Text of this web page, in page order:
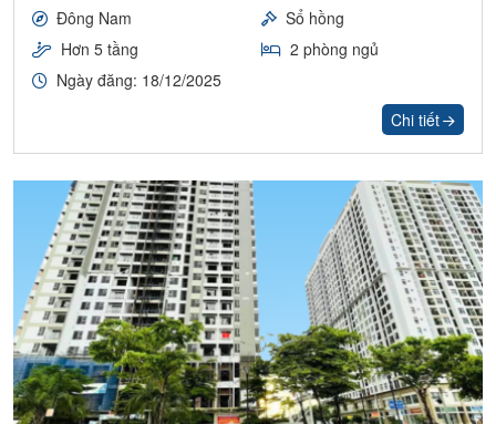
Đông Nam
Sổ hồng
Hơn 5 tầng
2 phòng ngủ
Ngày đăng: 18/12/2025
Chi tiết